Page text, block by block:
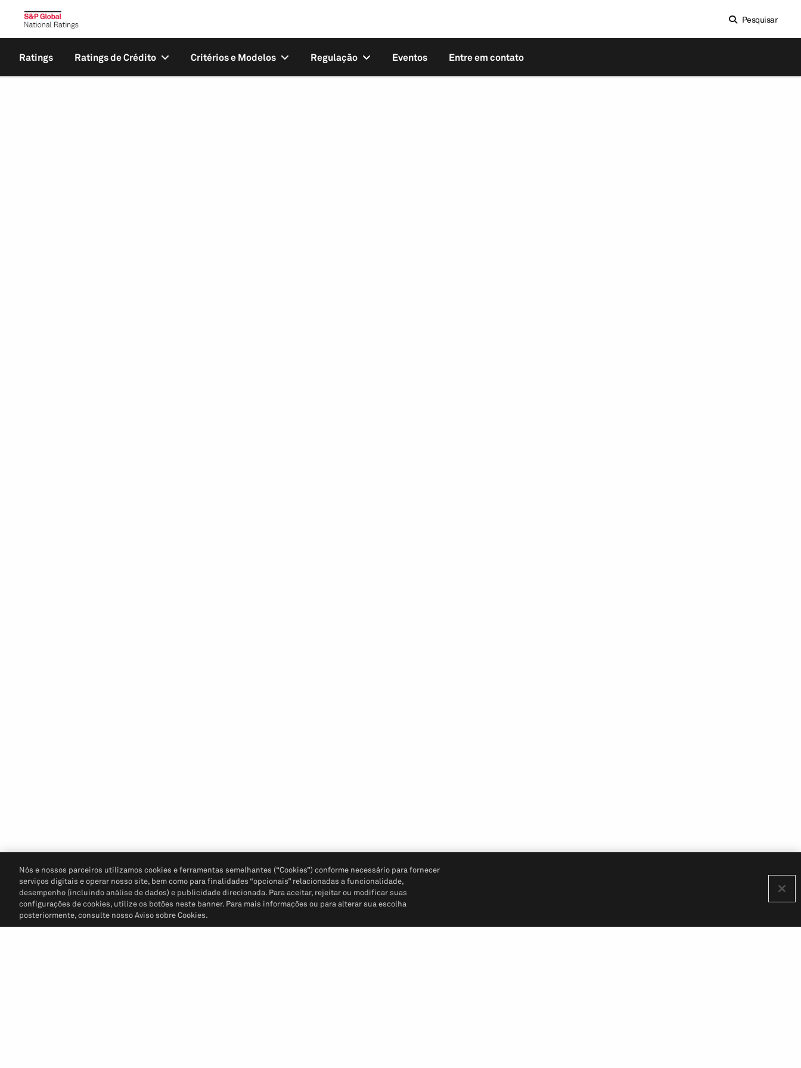
Pesquisar
Ratings Ratings de Crédito Critérios e Modelos Regulação Eventos Entre em contato
Nós e nossos parceiros utilizamos cookies e ferramentas semelhantes (“Cookies”) conforme necessário para fornecer
serviços digitais e operar nosso site, bem como para finalidades “opcionais” relacionadas a funcionalidade,
desempenho (incluindo análise de dados) e publicidade direcionada. Para aceitar, rejeitar ou modificar suas
configurações de cookies, utilize os botões neste banner. Para mais informações ou para alterar sua escolha
posteriormente, consulte nosso Aviso sobre Cookies.